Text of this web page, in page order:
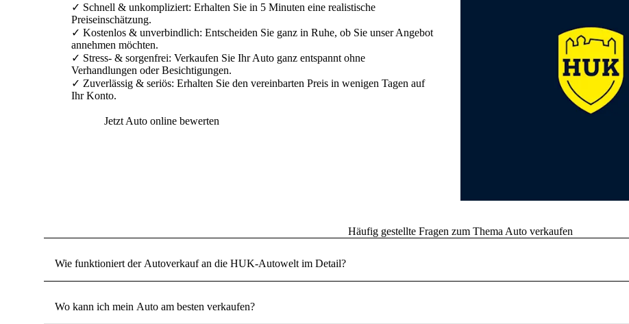
✓ Schnell & unkompliziert: Erhalten Sie in 5 Minuten eine realistische
Preiseinschätzung.
✓ Kostenlos & unverbindlich: Entscheiden Sie ganz in Ruhe, ob Sie unser Angebot
annehmen möchten.
✓ Stress- & sorgenfrei: Verkaufen Sie Ihr Auto ganz entspannt ohne
Verhandlungen oder Besichtigungen.
✓ Zuverlässig & seriös: Erhalten Sie den vereinbarten Preis in wenigen Tagen auf
Ihr Konto.
Jetzt Auto online bewerten
Häufig gestellte Fragen zum Thema Auto verkaufen
Wie funktioniert der Autoverkauf an die HUK-Autowelt im Detail?
Wo kann ich mein Auto am besten verkaufen?